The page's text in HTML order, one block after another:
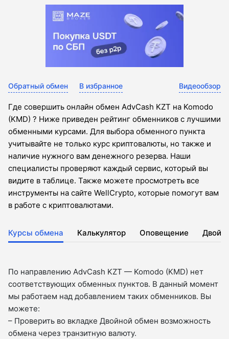
Обратный обмен В избранное Видеообзор
Где совершить онлайн обмен AdvCash KZT на Komodo
(KMD) ? Ниже приведен рейтинг обменников с лучшими
обменными курсами. Для выбора обменного пункта
учитывайте не только курс криптовалюты, но также и
наличие нужного вам денежного резерва. Наши
специалисты проверяют каждый сервис, который вы
видите в таблице. Также можете просмотреть все
инструменты на сайте WellCrypto, которые помогут вам
в работе с криптовалютами.
Курсы обмена Калькулятор Оповещение
По направлению AdvCash KZT — Komodo (KMD) нет
соответствующих обменных пунктов. В данный момент
мы работаем над добавлением таких обменников. Вы
можете:
– Проверить во вкладкe Двойной обмен возможность
обмена через транзитную валюту.